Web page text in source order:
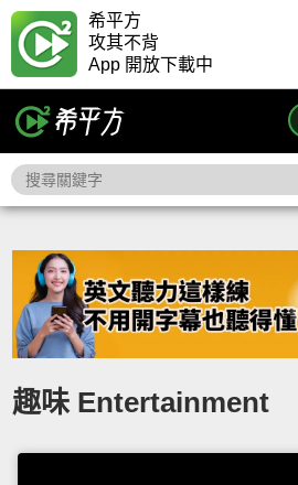
希平方
攻其不背
App 開放下載中
趣味 Entertainment